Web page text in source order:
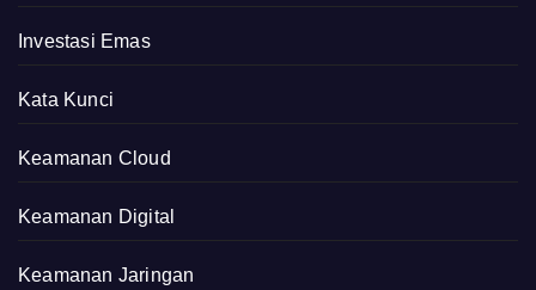
Investasi Emas
Kata Kunci
Keamanan Cloud
Keamanan Digital
Keamanan Jaringan